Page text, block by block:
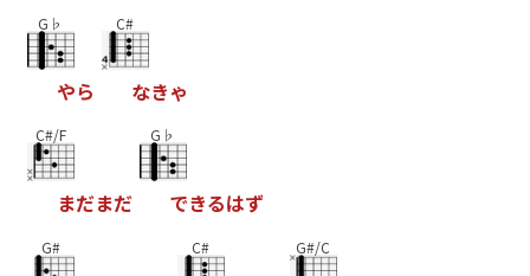
G♭
やら
C#
なきゃ
C#/F
まだまだ
G♭
できるはず
G# C# G#/C